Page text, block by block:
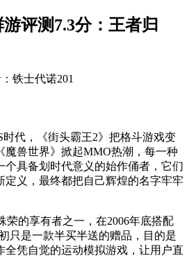
游评测7.3分：王者归
铁士代诺201
时代，《街头霸王2》把格斗游戏变
魔兽世界》掀起MMO热潮，每一种
个具备划时代意义的始作俑者，它们
定义，最终都把自己辉煌的名字牢牢
荣的享有者之一，在2006年底搭配
只是一款半买半送的赠品，目的是
全凭自觉的运动模拟游戏，让用户直